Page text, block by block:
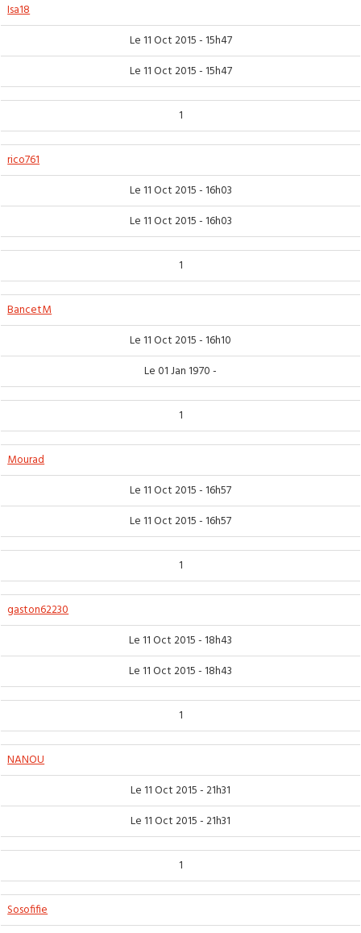
Isa18
Le 11 Oct 2015 - 15h47
Le 11 Oct 2015 - 15h47
1
rico761
Le 11 Oct 2015 - 16h03
Le 11 Oct 2015 - 16h03
1
BancetM
Le 11 Oct 2015 - 16h10
Le 01 Jan 1970 -
1
Mourad
Le 11 Oct 2015 - 16h57
Le 11 Oct 2015 - 16h57
1
gaston62230
Le 11 Oct 2015 - 18h43
Le 11 Oct 2015 - 18h43
1
NANOU
Le 11 Oct 2015 - 21h31
Le 11 Oct 2015 - 21h31
1
Sosofifie